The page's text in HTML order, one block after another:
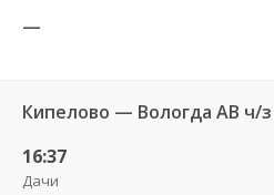
—
Кипелово — Вологда АВ ч/
16:37
Дачи